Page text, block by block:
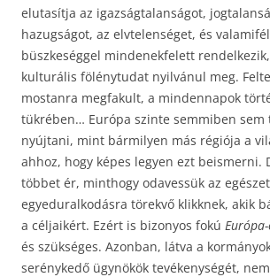
elutasítja az igazságtalanságot,
hazugságot, az elvtelenséget, és
büszkeséggel mindenekfelett
kulturális fölénytudat nyilvánul meg.
mostanra megfakult, a mindennapok
tükrében… Európa szinte semmiben
nyújtani, mint bármilyen más régiója a
ahhoz, hogy képes legyen ezt beismerni.
többet ér, minthogy odavessük az
egyeduralkodásra törekvő klikknek, akik
a céljaikért. Ezért is bizonyos fokú
és szükséges. Azonban, látva a
serénykedő ügynökök tevékenységét,